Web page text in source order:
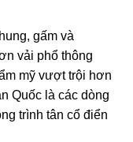
gấm và
vải phổ thông
mỹ vượt trội hơn
Quốc là các dòng
trình tân cổ điển